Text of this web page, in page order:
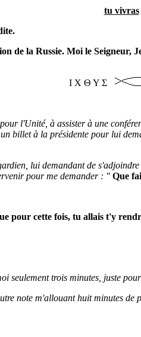
tu vivras
de la Russie. Moi le
Ι Χ Θ Υ Σ
l'Unité, à assister à une
billet à la présidente pour lui
lui demandant de
pour me demander : " Que
pour cette fois, tu allais t'y
seulement trois minutes, juste
note m'allouant huit minutes de